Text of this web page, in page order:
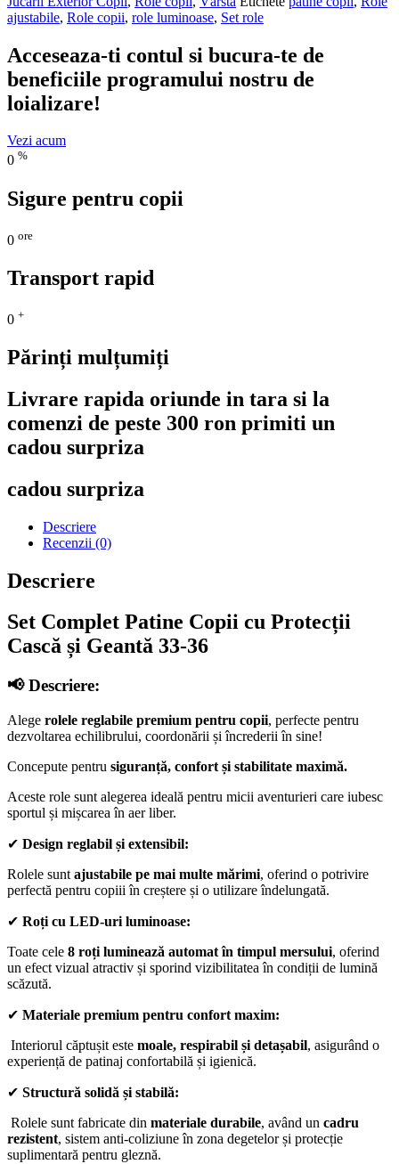
ajustabile, Role copii, role luminoase, Set role
Acceseaza-ti contul si bucura-te de
beneficiile programului nostru de
loializare!
Vezi acum
0 %
Sigure pentru copii
0 ore
Transport rapid
0 +
Părinți mulțumiți
Livrare rapida oriunde in tara si la
comenzi de peste 300 ron primiti un
cadou surpriza
cadou surpriza
Descriere
Recenzii (0)
Descriere
Set Complet Patine Copii cu Protecții
Cască și Geantă 33-36
📢 Descriere:
Alege rolele reglabile premium pentru copii, perfecte pentru
dezvoltarea echilibrului, coordonării și încrederii în sine!
Concepute pentru siguranță, confort și stabilitate maximă.
Aceste role sunt alegerea ideală pentru micii aventurieri care iubesc
sportul și mișcarea în aer liber.
✔ Design reglabil și extensibil:
Rolele sunt ajustabile pe mai multe mărimi, oferind o potrivire
perfectă pentru copiii în creștere și o utilizare îndelungată.
✔ Roți cu LED-uri luminoase:
Toate cele 8 roți luminează automat în timpul mersului, oferind
un efect vizual atractiv și sporind vizibilitatea în condiții de lumină
scăzută.
✔ Materiale premium pentru confort maxim:
Interiorul căptușit este moale, respirabil și detașabil, asigurând o
experiență de patinaj confortabilă și igienică.
✔ Structură solidă și stabilă:
Rolele sunt fabricate din materiale durabile, având un cadru
rezistent, sistem anti-coliziune în zona degetelor și protecție
suplimentară pentru gleznă.